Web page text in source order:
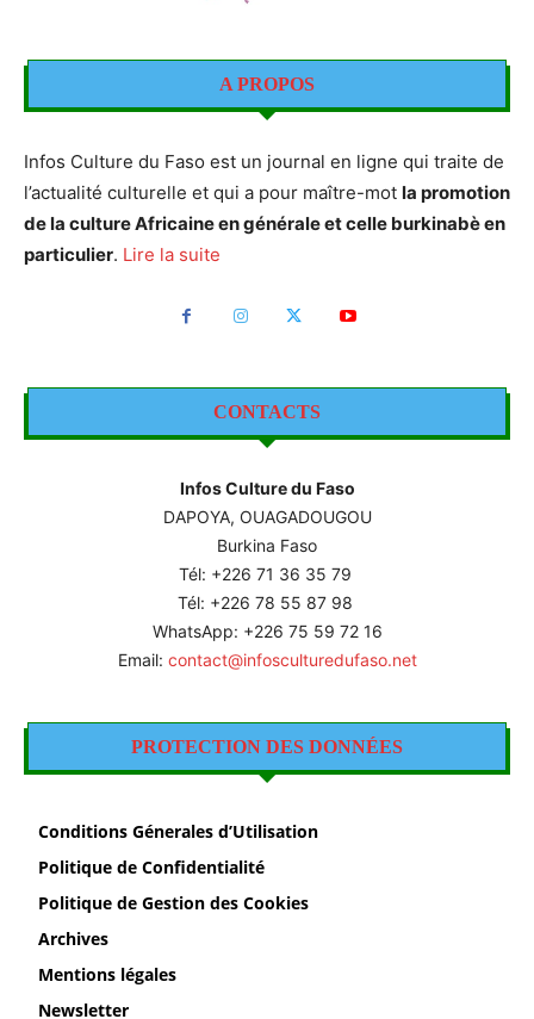
A PROPOS
Infos Culture du Faso est un journal en ligne qui traite de
l’actualité culturelle et qui a pour maître-mot la promotion
de la culture Africaine en générale et celle burkinabè en
particulier. Lire la suite
CONTACTS
Infos Culture du Faso
DAPOYA, OUAGADOUGOU
Burkina Faso
Tél: +226 71 36 35 79
Tél: +226 78 55 87 98
WhatsApp: +226 75 59 72 16
Email: contact@infosculturedufaso.net
PROTECTION DES DONNÉES
Conditions Génerales d’Utilisation
Politique de Confidentialité
Politique de Gestion des Cookies
Archives
Mentions légales
Newsletter